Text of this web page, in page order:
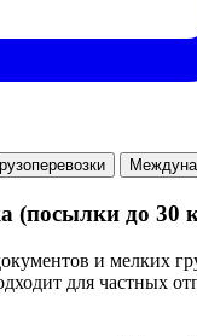
(посылки до 30
и мелких
для частных